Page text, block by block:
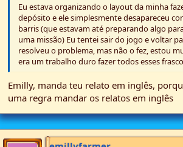
Eu estava organizando o layout da minha
depósito e ele simplesmente desapareceu
barris (que estavam até preparando algo
uma missão) Eu tentei sair do jogo e voltar
resolveu o problema, mas não o fez, estou
era um trabalho duro fazer todos esses
Emilly, manda teu relato em inglês,
uma regra mandar os relatos em inglês